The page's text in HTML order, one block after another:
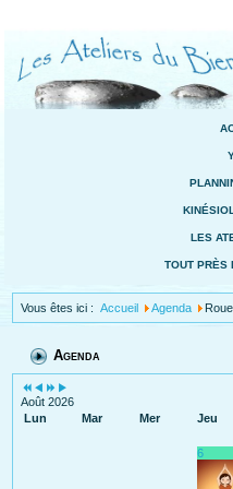
LES
TOUT PRÈS
Vous êtes ici :Accueil Agenda
Agenda
Août 2026
Lun
Mar Mer Jeu
6